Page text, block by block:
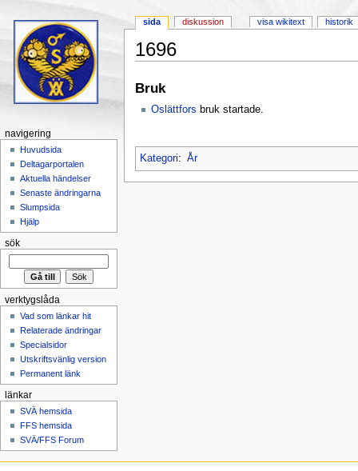
1696
Bruk
Oslättfors bruk startade.
Kategori: År
sida diskussion visa wikitext historik
navigering
Huvudsida
Deltagarportalen
Aktuella händelser
Senaste ändringarna
Slumpsida
Hjälp
sök
verktygslåda
Vad som länkar hit
Relaterade ändringar
Specialsidor
Utskriftsvänlig version
Permanent länk
länkar
SVÄ hemsida
FFS hemsida
SVÄ/FFS Forum